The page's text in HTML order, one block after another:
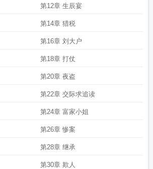
第12章 生辰宴
第14章 猎税
第16章 刘大户
第18章 打仗
第20章 夜盗
第22章 交际求追读
第24章 富家小姐
第26章 惨案
第28章 继承
第30章 欺人